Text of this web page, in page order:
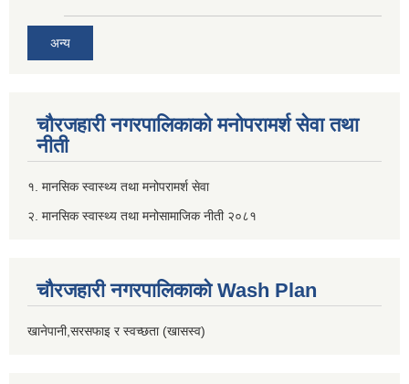
अन्य
चौरजहारी नगरपालिकाको मनोपरामर्श सेवा तथा
नीती
१. मानसिक स्वास्थ्य तथा मनोपरामर्श सेवा
२. मानसिक स्वास्थ्य तथा मनोसामाजिक नीती २०८१
चौरजहारी नगरपालिकाको Wash Plan
खानेपानी,सरसफाइ र स्वच्छता (खासस्व)